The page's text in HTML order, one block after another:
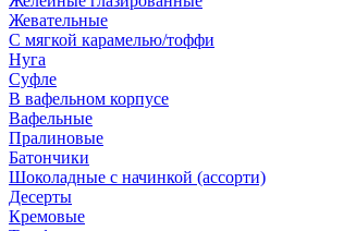
Жевательные
С мягкой карамелью/тоффи
Нуга
Суфле
В вафельном корпусе
Вафельные
Пралиновые
Батончики
Шоколадные с начинкой (ассорти)
Десерты
Кремовые